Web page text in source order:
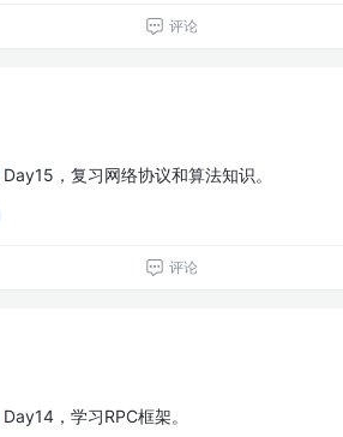
评论
Day15，复习网络协议和算法知识。
评论
Day14，学习RPC框架。